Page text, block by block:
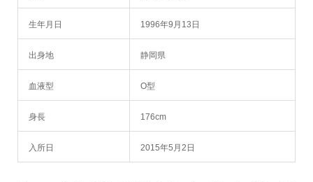
生年月日 1996年9月13日
出身地 静岡県
血液型 O型
身長 176cm
入所日 2015年5月2日